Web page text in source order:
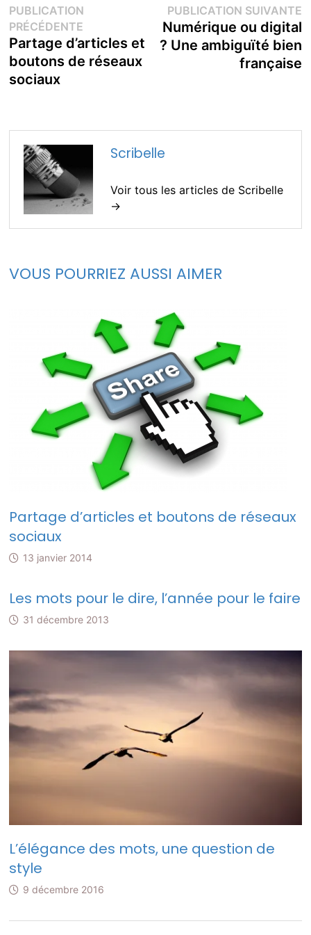
Navigation
de
l’article
PUBLICATION
PRÉCÉDENTE
précédente :
Partage d’articles et
boutons de réseaux
sociaux
PUBLICATION SUIVANTE
Numérique ou digital
? Une ambiguïté bien
française
Scribelle
Voir tous les articles de Scribelle
→
VOUS POURRIEZ AUSSI AIMER
Partage d’articles et boutons de réseaux
sociaux
13 janvier 2014
Les mots pour le dire, l’année pour le faire
31 décembre 2013
L’élégance des mots, une question de
style
9 décembre 2016